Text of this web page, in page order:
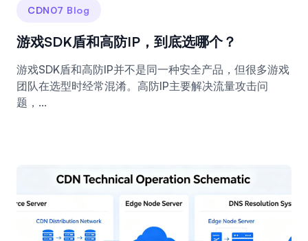
CDN07 Blog
游戏SDK盾和高防IP，到底选哪个？
游戏SDK盾和高防IP并不是同一种安全产品，但很多游戏
团队在选型时经常混淆。高防IP主要解决流量攻击问
题，...